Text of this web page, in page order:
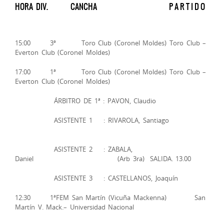
HORA DIV. CANCHA P A R T I D O
15:00 3ª Toro Club (Coronel Moldes) Toro Club –
Everton Club (Coronel Moldes)
17:00 1ª Toro Club (Coronel Moldes) Toro Club –
Everton Club (Coronel Moldes)
ÁRBITRO DE 1ª : PAVON, Claudio
ASISTENTE 1 : RIVAROLA, Santiago
ASISTENTE 2 : ZABALA,
Daniel (Arb 3ra) SALIDA. 13.00
ASISTENTE 3 : CASTELLANOS, Joaquín
12:30 1ªFEM San Martín (Vicuña Mackenna) San
Martín V. Mack.– Universidad Nacional